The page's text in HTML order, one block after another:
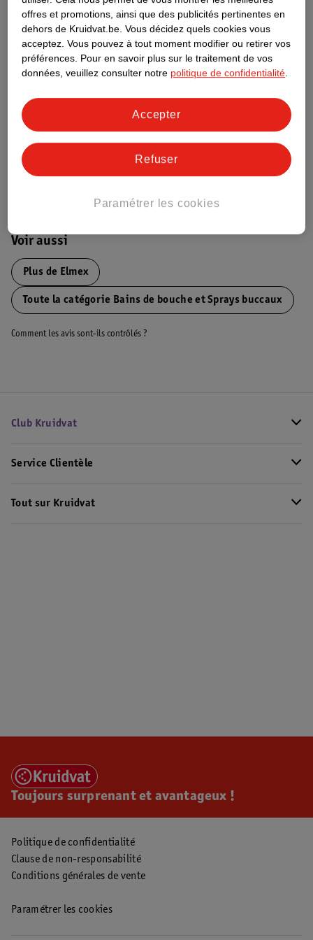
Informations figurant sur l'étiquette
Nature Impact Score
Ce produit n’a (pas encore) de "Nature
Impact Score".
Plus d’informations
Voir aussi
Plus de Elmex
Toute la catégorie Bains de bouche et Sprays buccaux
Comment les avis sont-ils contrôlés ?
Club Kruidvat
Service Clientèle
Tout sur Kruidvat
Toujours surprenant et avantageux !
Politique de confidentialité
Clause de non-responsabilité
Conditions générales de vente
Paramétrer les cookies
offres et promotions, ainsi que des publicités pertinentes en
dehors de Kruidvat.be. Vous décidez quels cookies vous
acceptez. Vous pouvez à tout moment modifier ou retirer vos
préférences. Pour en savoir plus sur le traitement de vos
données, veuillez consulter notre politique de confidentialité.
Paramétrer les cookies
Refuser
Accepter